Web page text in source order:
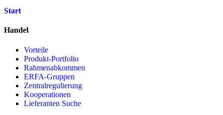
Start
Handel
Vorteile
Produkt-Portfolio
Rahmenabkommen
ERFA-Gruppen
Zentralregulierung
Kooperationen
Lieferanten Suche